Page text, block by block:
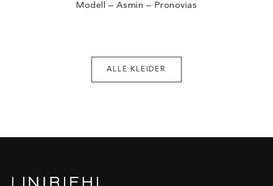
Modell – Asmin – Pronovias
ALLE KLEIDER